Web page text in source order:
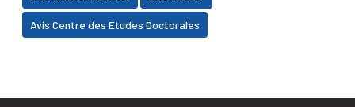
Avis Centre des Etudes Doctorales